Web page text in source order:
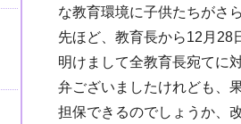
な教育環境に子供たちがさ
先ほど、教育長から12月28
明けまして全教育長宛てに
弁ございましたけれども、
担保できるのでしょうか、